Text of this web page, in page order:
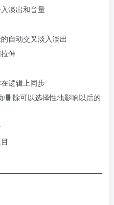
淡出和音量
自动交叉淡入淡出
伸
逻辑上同步
删除可以选择性地影响以后的